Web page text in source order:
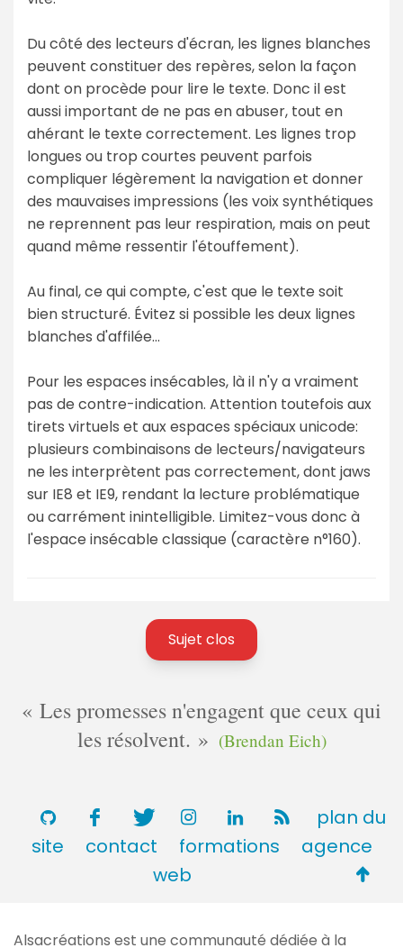
Du côté des lecteurs d'écran, les lignes blanches
peuvent constituer des repères, selon la façon
dont on procède pour lire le texte. Donc il est
aussi important de ne pas en abuser, tout en
ahérant le texte correctement. Les lignes trop
longues ou trop courtes peuvent parfois
compliquer légèrement la navigation et donner
des mauvaises impressions (les voix synthétiques
ne reprennent pas leur respiration, mais on peut
quand même ressentir l'étouffement).
Au final, ce qui compte, c'est que le texte soit
bien structuré. Évitez si possible les deux lignes
blanches d'affilée...
Pour les espaces insécables, là il n'y a vraiment
pas de contre-indication. Attention toutefois aux
tirets virtuels et aux espaces spéciaux unicode:
plusieurs combinaisons de lecteurs/navigateurs
ne les interprètent pas correctement, dont jaws
sur IE8 et IE9, rendant la lecture problématique
ou carrément inintelligible. Limitez-vous donc à
l'espace insécable classique (caractère n°160).
Sujet clos
Les promesses n'engagent que ceux qui
les résolvent.
(Brendan Eich)
plan du
site
contact formations
agence
web
Alsacréations est une communauté dédiée à la